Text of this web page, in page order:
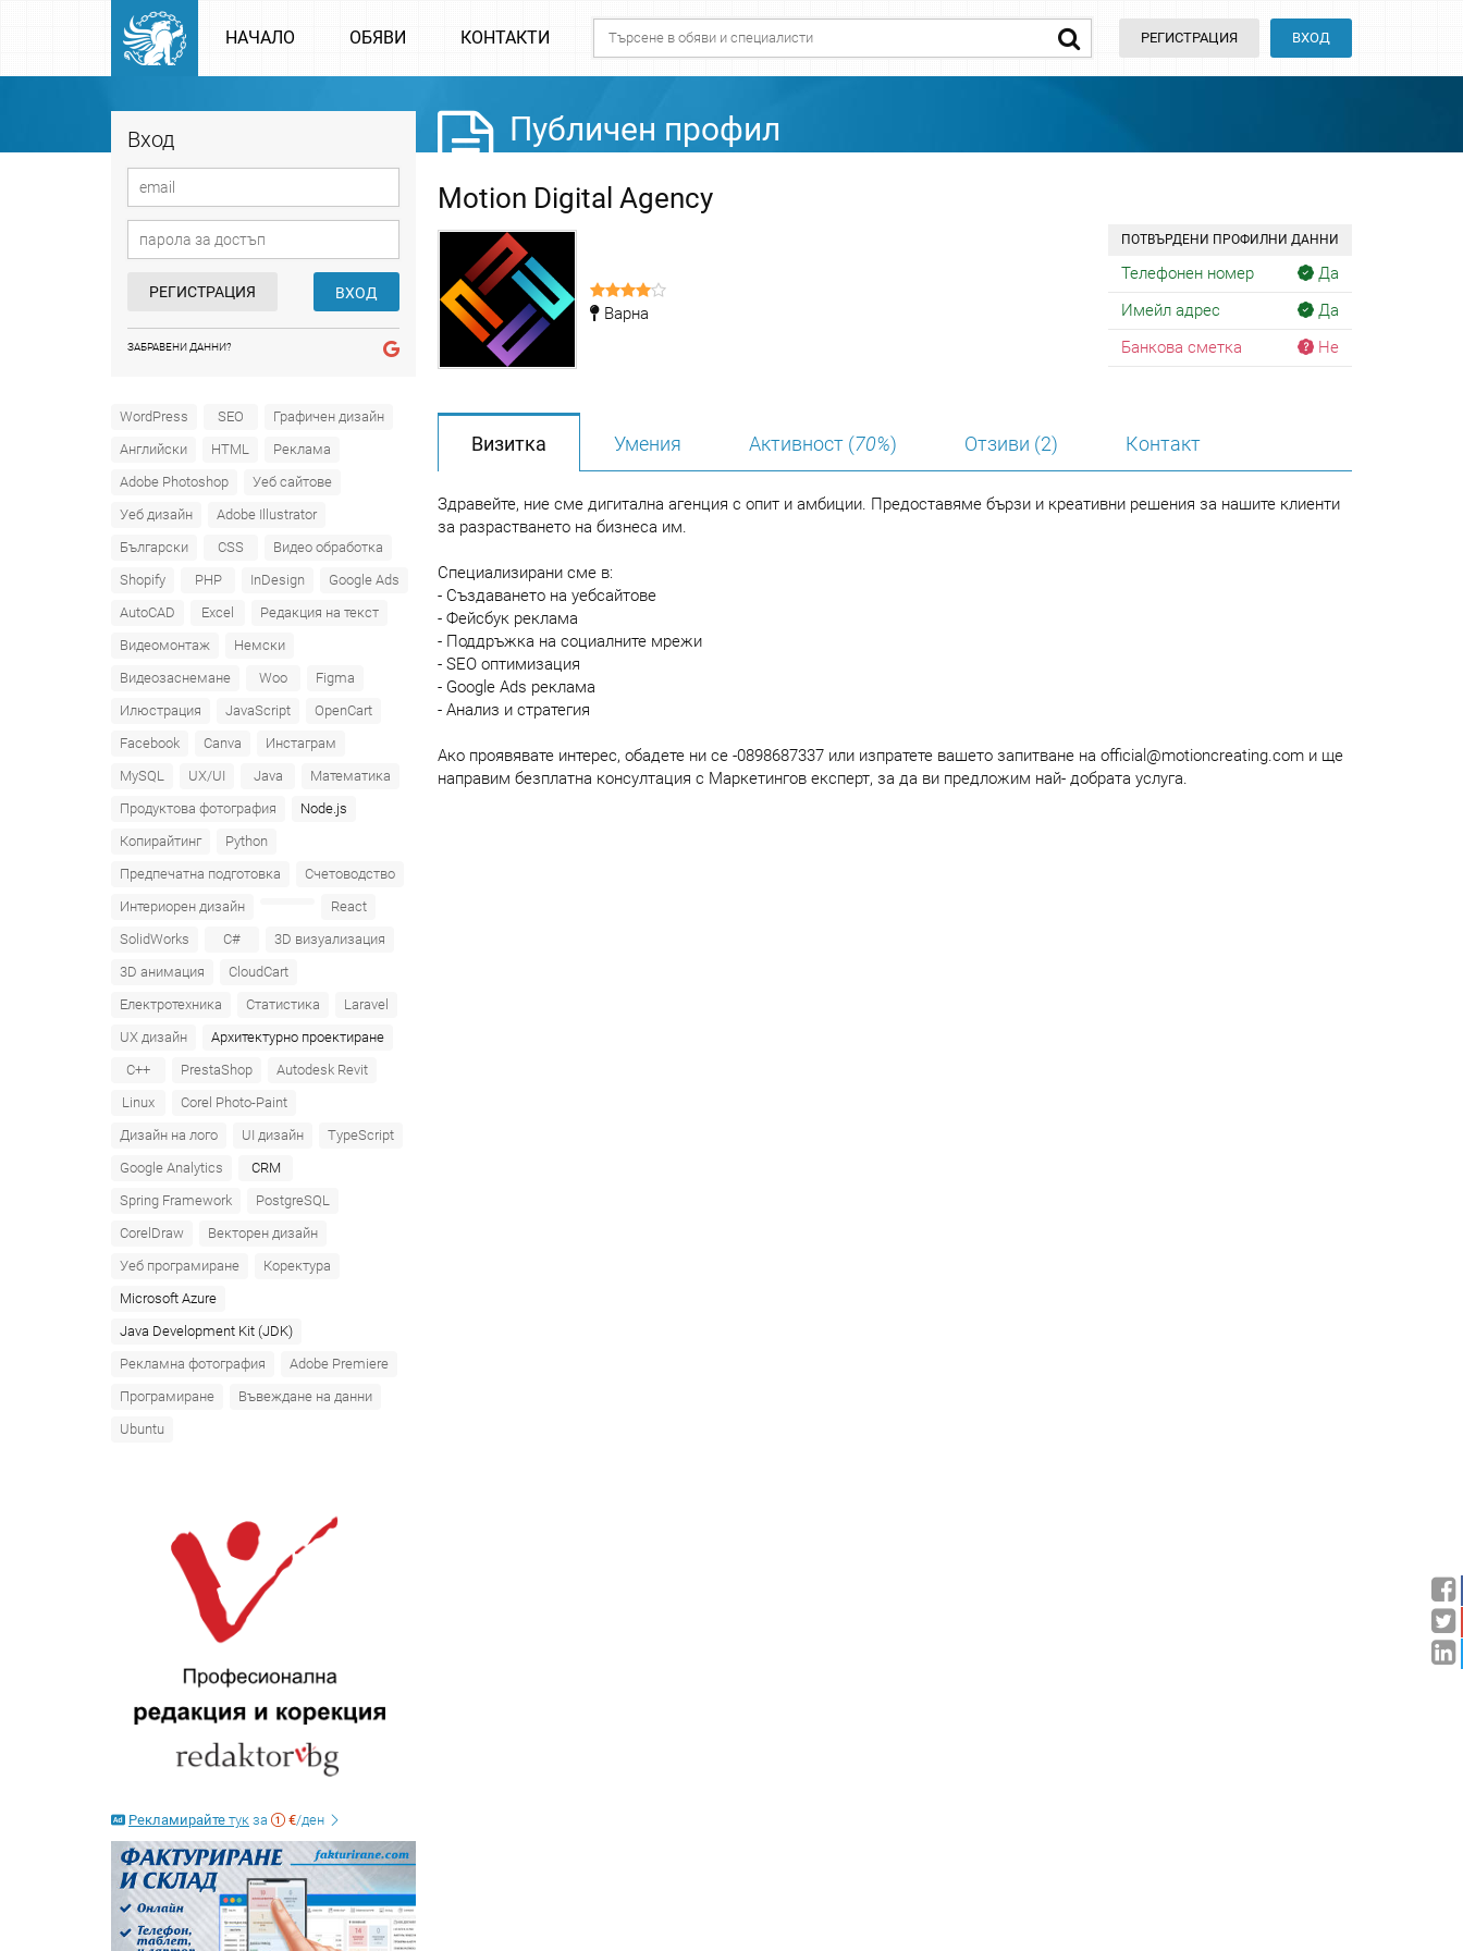
НАЧАЛО ОБЯВИ КОНТАКТИ РЕГИСТРАЦИЯ ВХОД
Вход
РЕГИСТРАЦИЯ ВХОД
ЗАБРАВЕНИ ДАННИ?
WordPress SEO
Графичен дизайн
Английски
HTML
Реклама
Adobe Photoshop
Уеб сайтове
Уеб дизайн
Adobe Illustrator
Български
CSS
Видео обработка
Shopify
PHP InDesign
Google Ads
AutoCAD
Excel
Редакция на текст
Видеомонтаж
Немски
Видеозаснемане
Woo
Figma
Илюстрация
JavaScript
OpenCart
Facebook
Canva
Инстаграм
MySQL
UX/UI Java
Математика
Продуктова фотография
Node.js
Копирайтинг
Python
Предпечатна подготовка
Счетоводство
Интериорен дизайн
React
SolidWorks
C#
3D визуализация
3D анимация
CloudCart
Електротехника
Статистика
Laravel
UX дизайн
Архитектурно проектиране
C++
PrestaShop
Autodesk Revit
Linux
Corel Photo-Paint
Дизайн на лого
UI дизайн
TypeScript
Google Analytics
CRM
Spring Framework
PostgreSQL
CorelDraw
Векторен дизайн
Уеб програмиране
Коректура
Microsoft Azure‎
Java Development Kit (JDK)
Рекламна фотография
Adobe Premiere
Програмиране
Въвеждане на данни
Ubuntu
Рекламирайте тук за €/ден
Публичен профил
Motion Digital Agency
Варна
ПОТВЪРДЕНИ ПРОФИЛНИ ДАННИ
Телефонен номер
Да
Имейл адрес
Да
Банкова сметка
Не
Визитка Умения Активност (70%) Отзиви (2) Контакт
Здравейте, ние сме дигитална агенция с опит и амбиции. Предоставяме бързи и креативни решения за нашите клиенти
за разрастването на бизнеса им.
Специализирани сме в:
- Създаването на уебсайтове
- Фейсбук реклама
- Поддръжка на социалните мрежи
- SEO оптимизация
- Google Ads реклама
- Анализ и стратегия
Ако проявявате интерес, обадете ни се -0898687337 или изпратете вашето запитване на official@motioncreating.com и ще
направим безплатна консултация с Маркетингов експерт, за да ви предложим най- добрата услуга.